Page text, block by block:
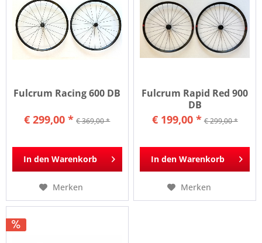
Fulcrum Racing 600 DB
€ 299,00 * € 369,00 *
In den Warenkorb
Merken
Fulcrum Rapid Red 900
DB
€ 199,00 * € 299,00 *
In den Warenkorb
Merken